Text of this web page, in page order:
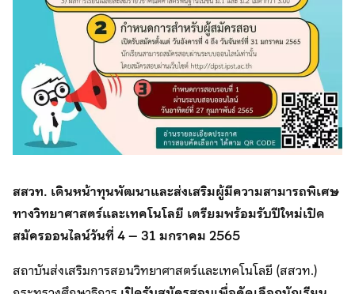
สสวท. เดินหน้าทุนพัฒนาและส่งเสริมผู้มีความสามารถพิเศษ
ทางวิทยาศาสตร์และเทคโนโลยี เตรียมพร้อมรับปีใหม่เปิด
สมัครออนไลน์วันที่ 4 – 31 มกราคม 2565
สถาบันส่งเสริมการสอนวิทยาศาสตร์และเทคโนโลยี (สสวท.)